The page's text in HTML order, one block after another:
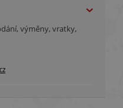
výměny, vratky,